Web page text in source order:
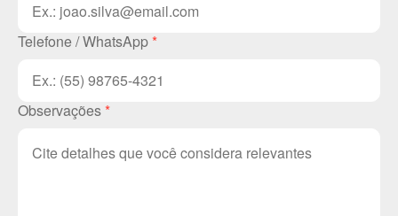
Telefone / WhatsApp *
Observações *